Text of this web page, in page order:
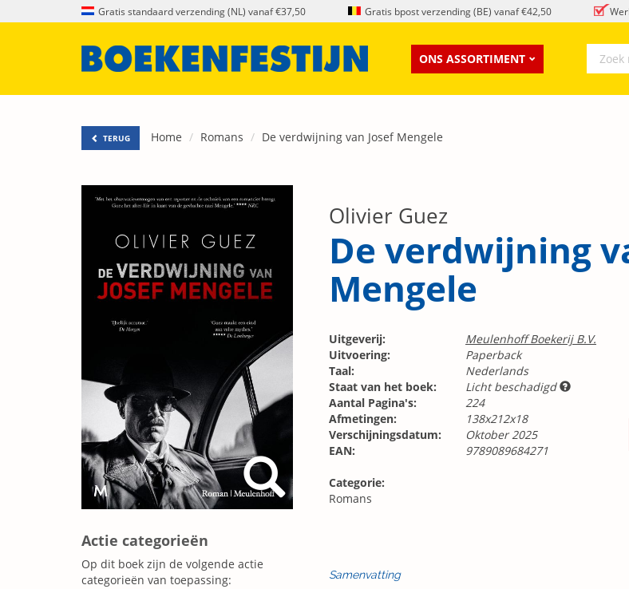
Gratis standaard verzending (NL) vanaf €37,50 Gratis bpost verzending (BE) vanaf €42,50
ONS ASSORTIMENT
TERUG Home Romans De verdwijning van Josef Mengele
Actie categorieën
Op dit boek zijn de volgende actie
categorieën van toepassing:
Olivier Guez
De verdwijning
Mengele
Uitgeverij:
Meulenhoff Boekerij B.V.
Uitvoering:
Paperback
Taal:
Nederlands
Staat van het boek:
Licht beschadigd
Aantal Pagina's:
224
Afmetingen:
138x212x18
Verschijningsdatum:
Oktober 2025
EAN:
9789089684271
Categorie:
Romans
Samenvatting